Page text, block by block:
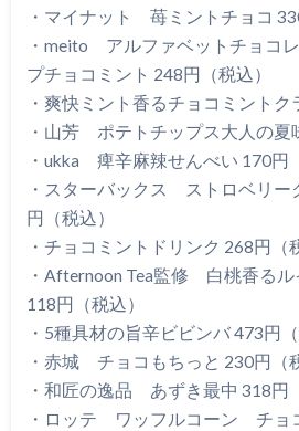
・マイナット 苺ミントチョコ
・meito アルファベットチョコ
プチョコミント 248円（税込）
・爽快ミント香るチョコミントク
・山芳 ポテトチップス大人の夏
・ukka 痺辛麻辣せんべい 170円
・スターバックス ストロベリー
円（税込）
・チョコミントドリンク 268円（
・Afternoon Tea監修 白桃香る
118円（税込）
・5種具材の旨辛ビビンバ 473円（
・赤城 チョコもちっと 230円（
・和匠の逸品 あずき最中 318円
・ロッテ ワッフルコーン チョ